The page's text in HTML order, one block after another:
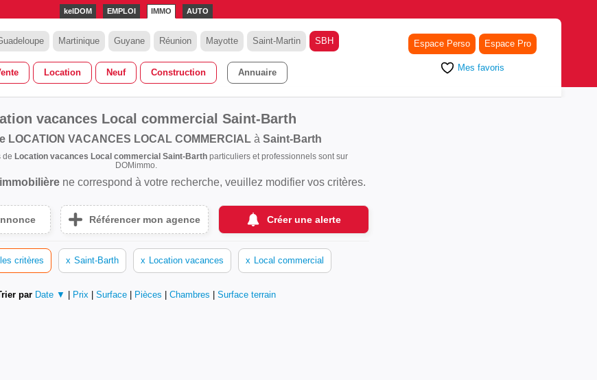
kelDOM EMPLOI IMMO AUTO
Martinique Guyane Réunion Mayotte Saint-Martin SBH
Location Neuf Construction Annuaire
Espace Perso Espace Pro
Mes favoris
vacances Local commercial Saint-Barth
LOCATION VACANCES LOCAL COMMERCIALà Saint-Barth
de Location vacances Local commercial Saint-Barth particuliers et professionnels sont sur
DOMimmo.
ne correspond à votre recherche, veuillez modifier vos critères.
Référencer mon agence Créer une alerte
critères x Saint-Barth x Location vacances x Local commercial
par Date ▼ Prix Surface Pièces Chambres Surface terrain